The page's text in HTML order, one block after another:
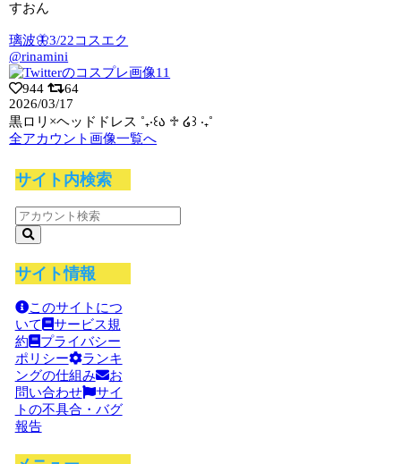
すおん
璃波🦋3/22コスエク
@rinamini
944
64
2026/03/17
黒ロリ×ヘッドドレス ˚₊‧꒰ა ♱ ໒꒱ ‧₊˚
全アカウント画像一覧へ
サイト内検索
サイト情報
このサイトにつ
いて
サービス規
約
プライバシー
ポリシー
ランキ
ングの仕組み
お
問い合わせ
サイ
トの不具合・バグ
報告